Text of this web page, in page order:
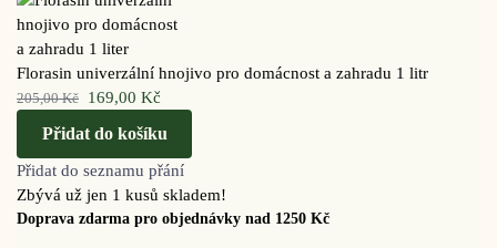
Florasin univerzální hnojivo pro domácnost a zahradu 1 litr
205,00Kč 169,00 Kč
Přidat do košíku
Přidat do seznamu přání
Zbývá už jen 1 kusů skladem!
Doprava zdarma pro objednávky nad 1250 Kč